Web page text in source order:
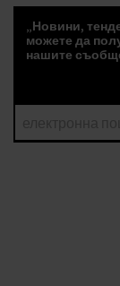
„Новини,
можете да
нашите